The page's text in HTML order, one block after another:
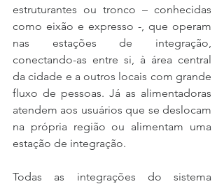
estruturantes ou tronco – conhecidas
como eixão e expresso -, que operam
nas estações de integração,
conectando-as entre si, à área central
da cidade e a outros locais com grande
fluxo de pessoas. Já as alimentadoras
atendem aos usuários que se deslocam
na própria região ou alimentam uma
estação de integração.
Todas as integrações do sistema